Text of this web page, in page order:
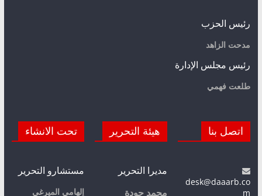
رئيس الحزب
مدحت الزاهد
رئيس مجلس الإدارة
طلعت فهمي
اتصل بنا
desk@daaarb.co
m
هيئة التحرير
مديرا التحرير
محمد جودة
تحت الانشاء
مستشارو التحرير
إلهامي الميرغي